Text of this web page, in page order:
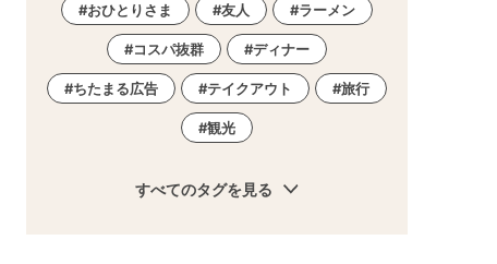
おひとりさま 友人 ラーメン
コスパ抜群 ディナー
ちたまる広告 テイクアウト 旅行
観光
すべてのタグを見る